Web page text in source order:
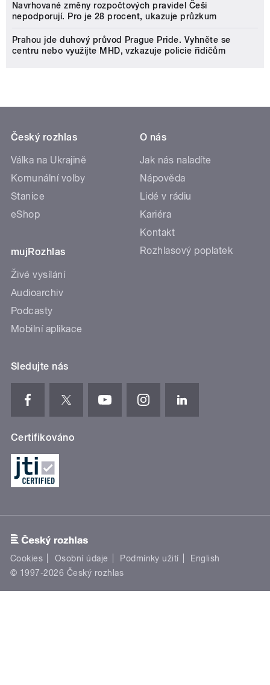
Navrhované změny rozpočtových pravidel Češi
nepodporují. Pro je 28 procent, ukazuje průzkum
Prahou jde duhový průvod Prague Pride. Vyhněte se
centru nebo využijte MHD, vzkazuje policie řidičům
Český rozhlas
Válka na Ukrajině
Komunální volby
Stanice
eShop
mujRozhlas
Živé vysílání
Audioarchiv
Podcasty
Mobilní aplikace
O nás
Jak nás naladíte
Nápověda
Lidé v rádiu
Kariéra
Kontakt
Rozhlasový poplatek
Sledujte nás
Certifikováno
Cookies Osobní údaje Podmínky užití
English
© 1997-2026 Český rozhlas